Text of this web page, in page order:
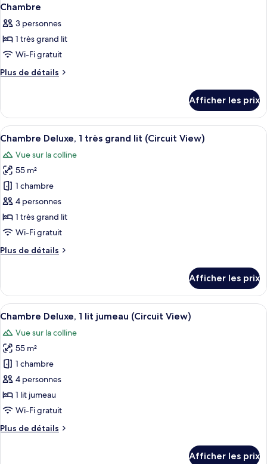
Chambre
3 personnes
1 très grand lit
Wi-Fi gratuit
Plus de détails
Plus
Chambre
Afficher les prix
Afficher
toutes
les
photos
pour
ce
type
de
chambre :
Chambre
très
grand
lit
(Circuit
View)
Une chambre d’hôtel dotée d’un
10
Chambre Deluxe, 1 très grand lit (Circuit View)
Vue sur la colline
55 m²
1 chambre
4 personnes
1 très grand lit
Wi-Fi gratuit
Plus de détails
Plus
Chambre
Deluxe,
1
grand
lit
(Circuit
View)
Afficher les prix
Afficher
toutes
les
photos
pour
ce
type
de
chambre :
Chambre
Un tiroir doté de compartiments
7
Chambre Deluxe, 1 lit jumeau (Circuit View)
Vue sur la colline
55 m²
1 chambre
4 personnes
1 lit jumeau
Wi-Fi gratuit
Plus de détails
Plus
Afficher les prix